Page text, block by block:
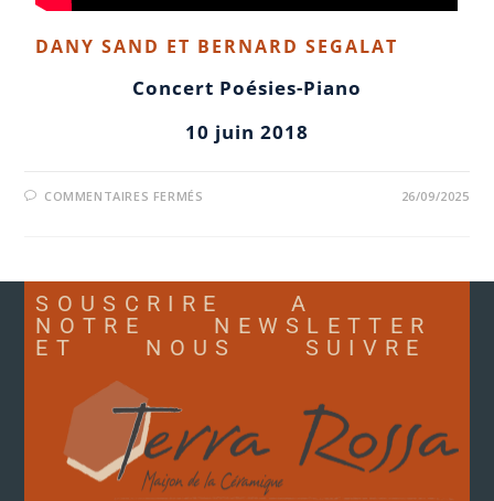
DANY SAND ET BERNARD SEGALAT
Concert Poésies-Piano
10 juin 2018
COMMENTAIRES FERMÉS 26/09/2025
SOUSCRIRE A
NOTRE NEWSLETTER
ET NOUS SUIVRE